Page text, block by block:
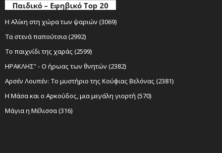
Παιδικό – Εφηβικό Top 20
Η Αλίκη στη χώρα των ψαριών (3069)
Τα στενά παπούτσια (2992)
Το παιχνίδι της χαράς (2599)
ΗΡΑΚΛΗΣ" - Ο ήρωας των θνητών (2382)
Αρσέν Λουπέν: Το μυστήριο της Κούφιας Βελόνας (2381)
Η Μάσα και ο Αρκούδος, μια μεγάλη γιορτή (570)
Μάγια η Μέλισσα (316)